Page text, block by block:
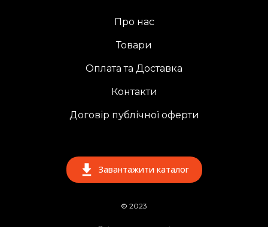
Про нас
Товари
Оплата та Доставка
Контакти
Договір публічної оферти
Завантажити каталог
© 2023